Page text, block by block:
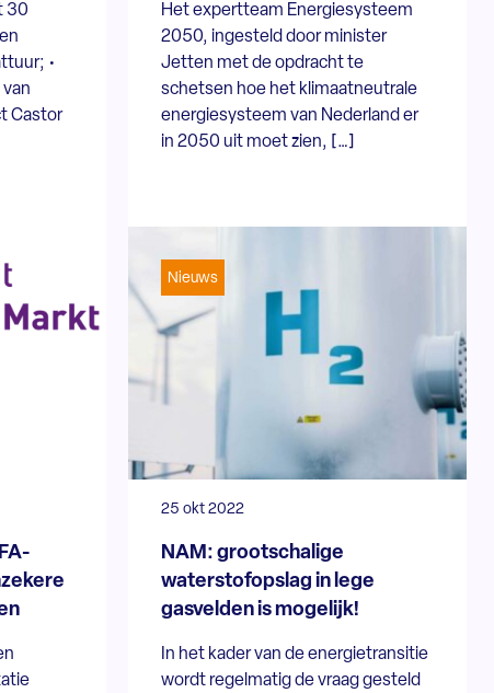
30
•
Castor
Het expertteam Energiesysteem
2050, ingesteld door minister
Jetten met de opdracht te
schetsen hoe het klimaatneutrale
energiesysteem van Nederland er
in 2050 uit moet zien, […]
Nieuws
25 okt 2022
NAM: grootschalige
waterstofopslag in lege
gasvelden is mogelijk!
In het kader van de energietransitie
wordt regelmatig de vraag gesteld